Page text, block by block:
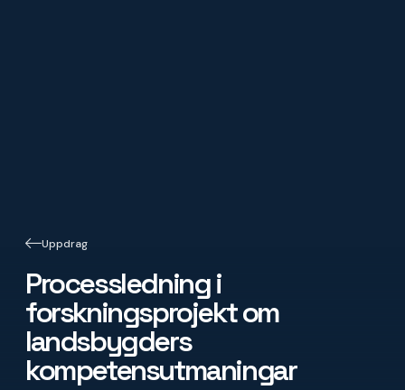
Uppdrag
Processledning i
forskningsprojekt om
landsbygders
kompetensutmaningar